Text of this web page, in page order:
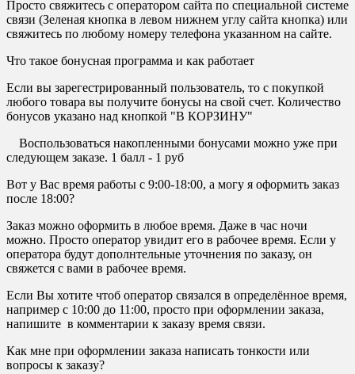
Просто свяжитесь с оператором сайта по специальной системе
связи (Зеленая кнопка в левом нижнем углу сайта кнопка) или
свяжитесь по любому номеру телефона указанном на сайте.
Что такое бонусная программа и как работает
Если вы зарегестрированный пользователь, то с покупкой
любого товара вы получите бонусы на свой счет. Количество
бонусов указано над кнопкой "В КОРЗИНУ"
Воспользоваться накопленными бонусами можно уже при
следующем заказе. 1 балл - 1 руб
Вот у Вас время работы с 9:00-18:00, а могу я оформить заказ
после 18:00?
Заказ можно оформить в любое время. Даже в час ночи
можно. Просто оператор увидит его в рабочее время. Если у
оператора будут дополнтельные уточнения по заказу, он
свяжется с вами в рабочее время.
Если Вы хотите чтоб оператор связался в определённое время,
например с 10:00 до 11:00, просто при оформлении заказа,
напишите в комментарии к заказу время связи.
Как мне при оформлении заказа написать тонкости или
вопросы к заказу?